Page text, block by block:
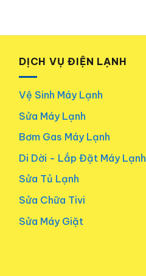
DỊCH VỤ ĐIỆN LẠNH
Vệ Sinh Máy Lạnh
Sửa Máy Lạnh
Bơm Gas Máy Lạnh
Di Dời - Lắp Đặt Máy Lạnh
Sửa Tủ Lạnh
Sửa Chữa Tivi
Sửa Máy Giặt